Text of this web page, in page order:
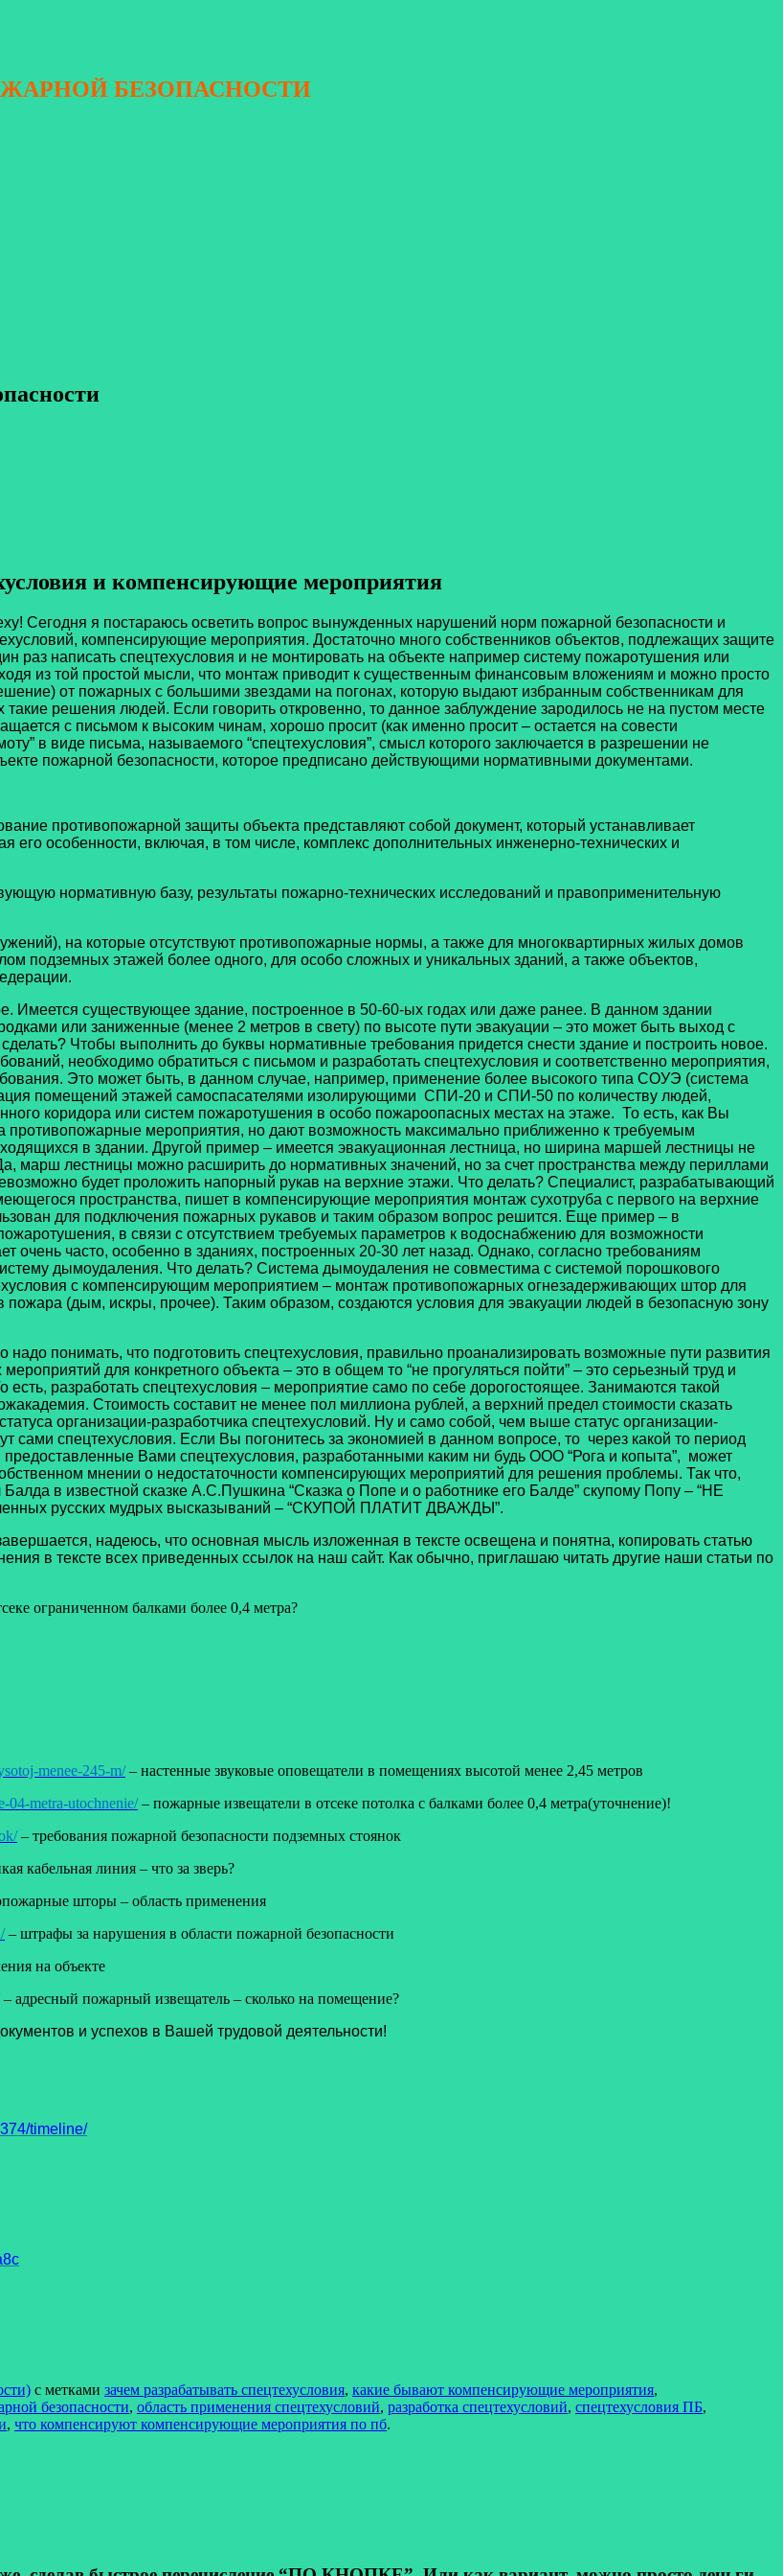
БЕЗОПАСНОСТИ
и компенсирующие мероприятия
Сегодня я постараюсь осветить вопрос вынужденных нарушений норм пожарной безопасности и
компенсирующие мероприятия. Достаточно много собственников объектов, подлежащих защите
раз написать спецтехусловия и не монтировать на объекте например систему пожаротушения или
из той простой мысли, что монтаж приводит к существенным финансовым вложениям и можно просто
от пожарных с большими звездами на погонах, которую выдают избранным собственникам для
решения людей. Если говорить откровенно, то данное заблуждение зародилось не на пустом месте
с письмом к высоким чинам, хорошо просит (как именно просит – остается на совести
в виде письма, называемого “спецтехусловия”, смысл которого заключается в разрешении не
пожарной безопасности, которое предписано действующими нормативными документами.
противопожарной защиты объекта представляют собой документ, который устанавливает
его особенности, включая, в том числе, комплекс дополнительных инженерно-технических и
нормативную базу, результаты пожарно-технических исследований и правоприменительную
на которые отсутствуют противопожарные нормы, а также для многоквартирных жилых домов
подземных этажей более одного, для особо сложных и уникальных зданий, а также объектов,
Имеется существующее здание, построенное в 50-60-ых годах или даже ранее. В данном здании
или заниженные (менее 2 метров в свету) по высоте пути эвакуации – это может быть выход с
Чтобы выполнить до буквы нормативные требования придется снести здание и построить новое.
необходимо обратиться с письмом и разработать спецтехусловия и соответственно мероприятия,
Это может быть, в данном случае, например, применение более высокого типа СОУЭ (система
помещений этажей самоспасателями изолирующими СПИ-20 и СПИ-50 по количеству людей,
коридора или систем пожаротушения в особо пожароопасных местах на этаже. То есть, как Вы
противопожарные мероприятия, но дают возможность максимально приближенно к требуемым
в здании. Другой пример – имеется эвакуационная лестница, но ширина маршей лестницы не
марш лестницы можно расширить до нормативных значений, но за счет пространства между периллами
будет проложить напорный рукав на верхние этажи. Что делать? Специалист, разрабатывающий
пространства, пишет в компенсирующие мероприятия монтаж сухотруба с первого на верхние
для подключения пожарных рукавов и таким образом вопрос решится. Еще пример – в
в связи с отсутствием требуемых параметров к водоснабжению для возможности
очень часто, особенно в зданиях, построенных 20-30 лет назад. Однако, согласно требованиям
дымоудаления. Что делать? Система дымоудаления не совместима с системой порошкового
с компенсирующим мероприятием – монтаж противопожарных огнезадерживающих штор для
(дым, искры, прочее). Таким образом, создаются условия для эвакуации людей в безопасную зону
понимать, что подготовить спецтехусловия, правильно проанализировать возможные пути развития
для конкретного объекта – это в общем то “не прогуляться пойти” – это серьезный труд и
разработать спецтехусловия – мероприятие само по себе дорогостоящее. Занимаются такой
Стоимость составит не менее пол миллиона рублей, а верхний предел стоимости сказать
организации-разработчика спецтехусловий. Ну и само собой, чем выше статус организации-
сами спецтехусловия. Если Вы погонитесь за экономией в данном вопросе, то через какой то период
Вами спецтехусловия, разработанными каким ни будь ООО “Рога и копыта”, может
мнении о недостаточности компенсирующих мероприятий для решения проблемы. Так что,
в известной сказке А.С.Пушкина “Сказка о Попе и о работнике его Балде” скупому Попу – “НЕ
русских мудрых высказываний – “СКУПОЙ ПЛАТИТ ДВАЖДЫ”.
надеюсь, что основная мысль изложенная в тексте освещена и понятна, копировать статью
в тексте всех приведенных ссылок на наш сайт. Как обычно, приглашаю читать другие наши статьи по
ограниченном балками более 0,4 метра?
menee-245-m/– настенные звуковые оповещатели в помещениях высотой менее 2,45 метров
04-metra-utochnenie/– пожарные извещатели в отсеке потолка с балками более 0,4 метра(уточнение)!
– требования пожарной безопасности подземных стоянок
кабельная линия – что за зверь?
шторы – область применения
– штрафы за нарушения в области пожарной безопасности
на объекте
– адресный пожарный извещатель – сколько на помещение?
и успехов в Вашей трудовой деятельности!
timeline/
с метками зачем разрабатывать спецтехусловия, какие бывают компенсирующие мероприятия,
безопасности, область применения спецтехусловий, разработка спецтехусловий, спецтехусловия ПБ,
, что компенсируют компенсирующие мероприятия по пб.